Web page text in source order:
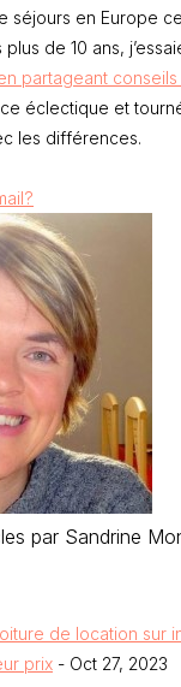
séjours en Europe
de 10 ans,
partageant
éclectique et
les différences.
par Sandrine
de location sur
prix - Oct 27, 2023